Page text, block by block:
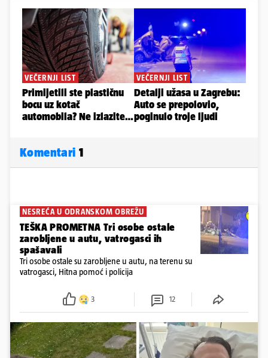
Komentari 1
NESREĆA U ODRANSKOM OBREŽU
TEŠKA PROMETNA Tri osobe ostale
zarobljene u autu, vatrogasci ih
spašavali
Tri osobe ostale su zarobljene u autu, na terenu su
vatrogasci, Hitna pomoć i policija
3 12